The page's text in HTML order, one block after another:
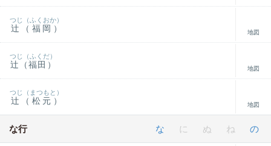
辻（福岡）
つじ（ふくおか）
地図
辻（福田）
つじ（ふくだ）
地図
辻（松元）
つじ（まつもと）
地図
な行 な に ぬ ね の